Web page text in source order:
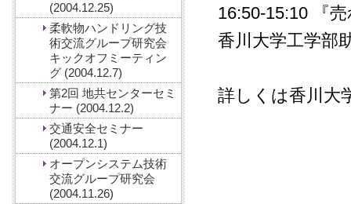
16:50-15:10 『
香川大学工学
詳しくは香川大
(2004.12.25)
柔軟物ハンドリング技
術交流グループ研究会
キックオフミーティン
グ (2004.12.7)
第2回 地共センターセミ
ナー (2004.12.2)
交通安全セミナー
(2004.12.1)
オープンシステム技術
交流グループ研究会
(2004.11.26)